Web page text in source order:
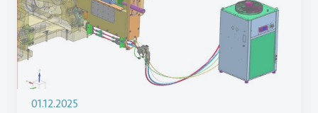
01.12.2025